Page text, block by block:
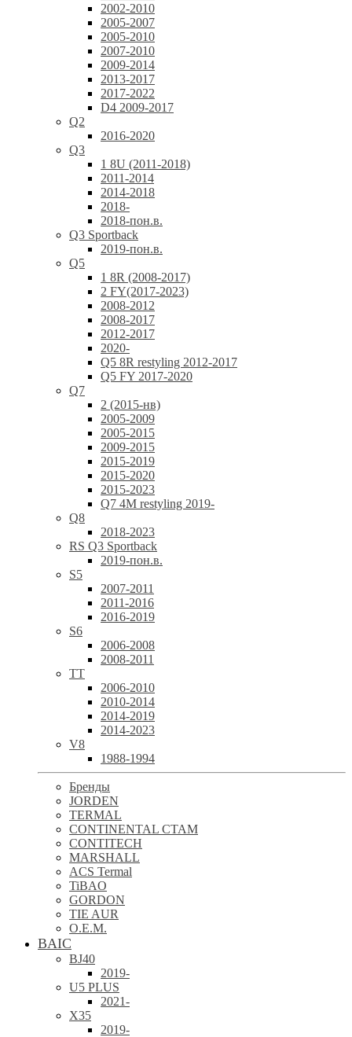
2002-2010
2005-2007
2005-2010
2007-2010
2009-2014
2013-2017
2017-2022
D4 2009-2017
Q2
2016-2020
Q3
1 8U (2011-2018)
2011-2014
2014-2018
2018-
2018-пон.в.
Q3 Sportback
2019-пон.в.
Q5
1 8R (2008-2017)
2 FY(2017-2023)
2008-2012
2008-2017
2012-2017
2020-
Q5 8R restyling 2012-2017
Q5 FY 2017-2020
Q7
2 (2015-нв)
2005-2009
2005-2015
2009-2015
2015-2019
2015-2020
2015-2023
Q7 4M restyling 2019-
Q8
2018-2023
RS Q3 Sportback
2019-пон.в.
S5
2007-2011
2011-2016
2016-2019
S6
2006-2008
2008-2011
TT
2006-2010
2010-2014
2014-2019
2014-2023
V8
1988-1994
Бренды
JORDEN
TERMAL
CONTINENTAL CTAM
CONTITECH
MARSHALL
ACS Termal
TiBAO
GORDON
TIE AUR
O.E.M.
BAIC
BJ40
2019-
U5 PLUS
2021-
X35
2019-